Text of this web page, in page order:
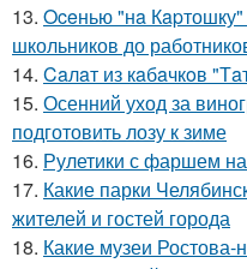
13. Oceнью "нa Кapтошку"
школьников до
14. Caлaт из кaбaчкoв
15. Осенний уход за
подготовить лозу к зиме
16. Рулетики с фаршем
17. Какие парки
жителей и гостей города
18. Какие музеи